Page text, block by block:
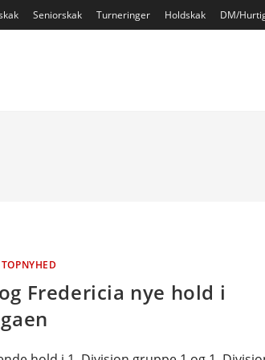
Seniorskak Turneringer Holdskak DM/
TOPNYHED
Fredericia nye hold i